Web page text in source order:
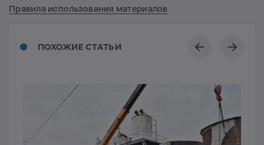
ПОХОЖИЕ СТАТЬИ
Правила использования материалов